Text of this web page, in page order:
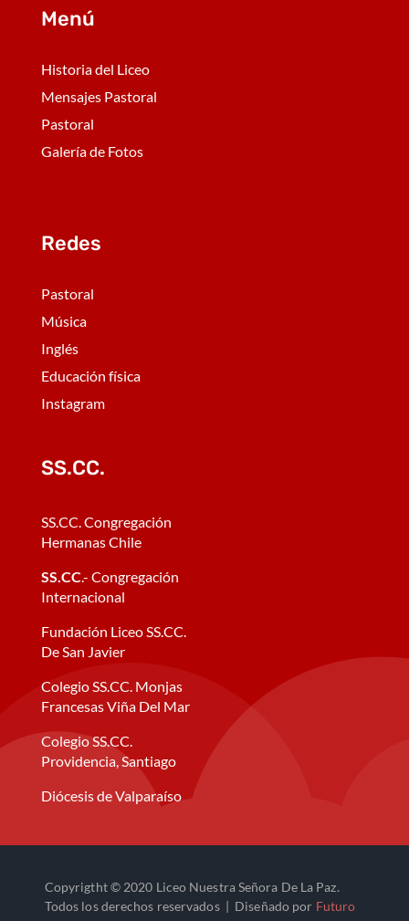
Menú
Historia del Liceo
Mensajes Pastoral
Pastoral
Galería de Fotos
Redes
Pastoral
Música
Inglés
Educación física
Instagram
SS.CC.
SS.CC. Congregación
Hermanas Chile
SS.CC.- Congregación
Internacional
Fundación Liceo SS.CC.
De San Javier
Colegio SS.CC. Monjas
Francesas Viña Del Mar
Colegio SS.CC.
Providencia, Santiago
Diócesis de Valparaíso
Copyrigtht © 2020 Liceo Nuestra Señora De La Paz.
Todos los derechos reservados | Diseñado por Futuro